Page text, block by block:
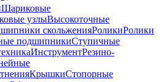
Шариковые
узлыВысокоточные
скольженияРоликиРолики
подшипникиСтупичные
ИнструментРезино-
КрышкиСтопорные